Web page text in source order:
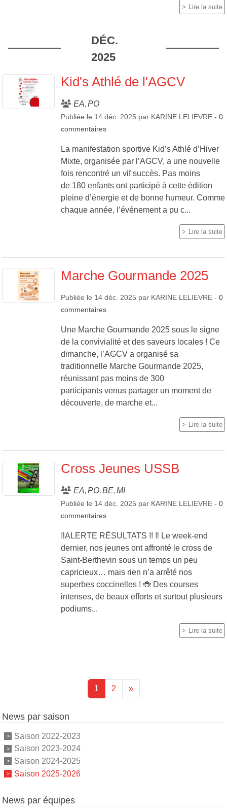
Lire la suite
DÉC.
2025
Kid's Athlé de l'AGCV
EA PO
Publiée le 14 déc. 2025 par KARINE LELIEVRE - 0
commentaires
La manifestation sportive Kid’s Athlé d’Hiver
Mixte, organisée par l’AGCV, a une nouvelle
fois rencontré un vif succès. Pas moins
de 180 enfants ont participé à cette édition
pleine d’énergie et de bonne humeur. Comme
chaque année, l’événement a pu c...
Lire la suite
Marche Gourmande 2025
Publiée le 14 déc. 2025 par KARINE LELIEVRE - 0
commentaires
Une Marche Gourmande 2025 sous le signe
de la convivialité et des saveurs locales ! Ce
dimanche, l’AGCV a organisé sa
traditionnelle Marche Gourmande 2025,
réunissant pas moins de 300
participants venus partager un moment de
découverte, de marche et...
Lire la suite
Cross Jeunes USSB
EA PO BE MI
Publiée le 14 déc. 2025 par KARINE LELIEVRE - 0
commentaires
‼️ALERTE RÉSULTATS !! ‼️ Le week-end
dernier, nos jeunes ont affronté le cross de
Saint-Berthevin sous un temps un peu
capricieux… mais rien n’a arrêté nos
superbes coccinelles ! 🐞 Des courses
intenses, de beaux efforts et surtout plusieurs
podiums...
Lire la suite
1 2 »
News par saison
Saison 2022-2023
Saison 2023-2024
Saison 2024-2025
Saison 2025-2026
News par équipes